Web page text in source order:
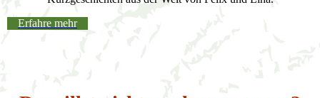
Erfahre mehr